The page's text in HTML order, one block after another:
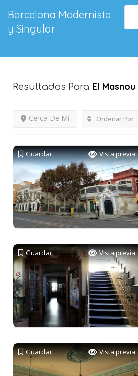
Barcelona Modernista
y Singular
Resultados Para El Masnou
Cerca De Mí Ordenar Por
Guardar Vista previa
Guardar Vista previa
Guardar Vista previa